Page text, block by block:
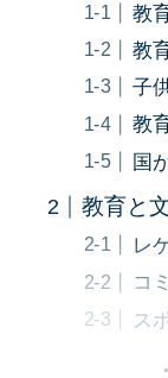
教
教
子
教
国
教育と
レ
コ
ス